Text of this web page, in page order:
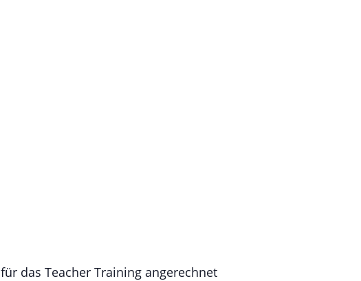
das Teacher Training angerechnet